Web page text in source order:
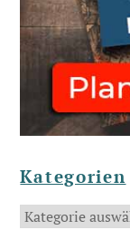
Kategorien
Kategorien